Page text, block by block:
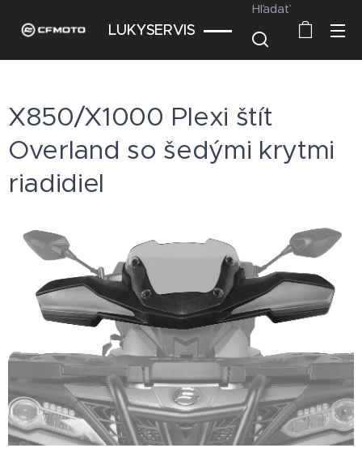
LUKYSERVIS
Hľadať
X850/X1000 Plexi štít
Overland so šedými krytmi
riadidiel